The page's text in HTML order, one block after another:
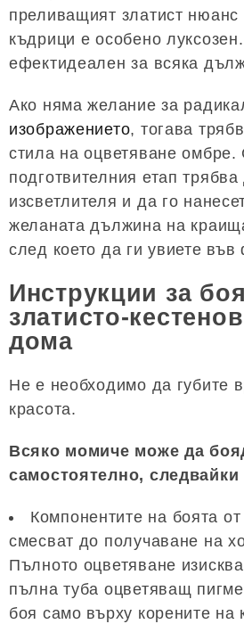
преливащият златист нюанс
къдрици е особено
ефектидеален за всяка
Ако няма желание за
изображението, тогава
стила на оцветяване омбре.
подготвителния етап
изсветлителя и да го
желаната дължина на
след което да ги увиете
Инструкции за
златисто-
дома
Не е необходимо да губите
красота.
Всяко момиче може да
самостоятелно,
Компонентите на боята
смесват до получаване на
Пълното оцветяване
пълна туба оцветяващ
боя само върху корените на